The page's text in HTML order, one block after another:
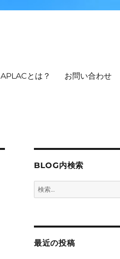
APLACとは？ お問い合わせ
BLOG内検索
検
索:
最近の投稿